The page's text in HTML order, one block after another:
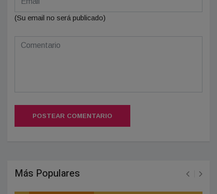
(Su email no será publicado)
POSTEAR COMENTARIO
Más Populares